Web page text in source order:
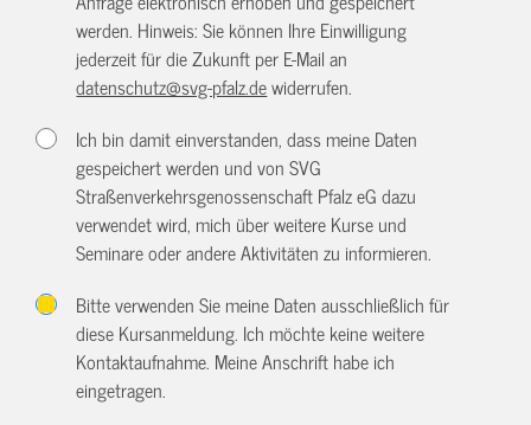
werden. Hinweis: Sie können Ihre Einwilligung
jederzeit für die Zukunft per E-Mail an
datenschutz@svg-pfalz.dewiderrufen.
Ich bin damit einverstanden, dass meine Daten
gespeichert werden und von SVG
Straßenverkehrsgenossenschaft Pfalz eG dazu
verwendet wird, mich über weitere Kurse und
Seminare oder andere Aktivitäten zu informieren.
Bitte verwenden Sie meine Daten ausschließlich für
diese Kursanmeldung. Ich möchte keine weitere
Kontaktaufnahme. Meine Anschrift habe ich
eingetragen.